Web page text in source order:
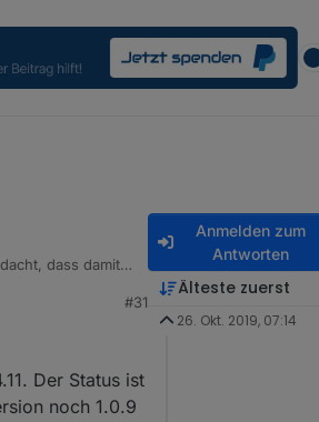
dass damit
richtig
#31
Der Status ist
noch 1.0.9
Anmelden zum
Antworten
Älteste zuerst
26. Okt. 2019, 07:14